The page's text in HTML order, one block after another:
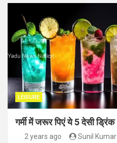
LEISURE
गर्मी में जरूर पिएं ये 5 देसी ड्रिंक
2 years ago Sunil